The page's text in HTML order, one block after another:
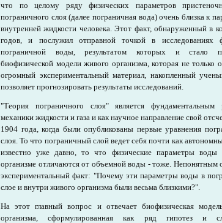
что по целому ряду физических параметров
пограничного слоя (далее пограничная вода) очень близка к
внутренней жидкости человека. Этот факт, обнаруженный в
годов, и послужил отправной точкой в исследованиях
пограничной воды, результатом которых и стало
биофизической модели живого организма, которая не только
огромный экспериментальный материал, накопленный
позволяет прогнозировать результаты исследований.
"Теория пограничного слоя" является фундаментальным
механики жидкости и газа и как научное направление свой
1904 года, когда были опубликованы первые уравнения
слоя. То что пограничный слой ведет себя почти как
известно уже давно, то что физические параметры
организме отличаются от объемной воды - тоже. Непонятным
экспериментальный факт: "Почему эти параметры воды в
слое и внутри живого организма были весьма близкими?".
На этот главный вопрос и отвечает биофизическая
организма, сформулированная как ряд гипотез и